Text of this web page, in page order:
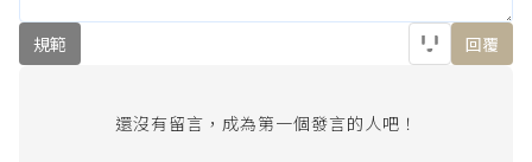
規範 回覆
還沒有留言，成為第一個發言的人吧！